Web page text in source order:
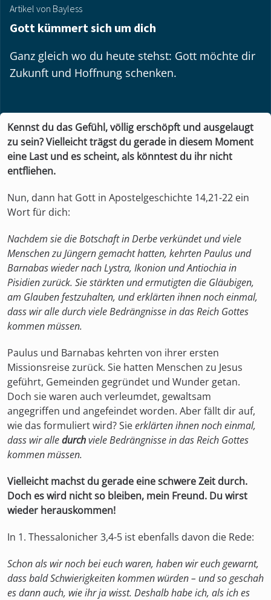
Artikel von Bayless
Gott kümmert sich um dich
Ganz gleich wo du heute stehst: Gott möchte dir
Zukunft und Hoffnung schenken.
Kennst du das Gefühl, völlig erschöpft und ausgelaugt
zu sein? Vielleicht trägst du gerade in diesem Moment
eine Last und es scheint, als könntest du ihr nicht
entfliehen.
Nun, dann hat Gott in Apostelgeschichte 14,21-22 ein
Wort für dich:
Nachdem sie die Botschaft in Derbe verkündet und viele
Menschen zu Jüngern gemacht hatten, kehrten Paulus und
Barnabas wieder nach Lystra, Ikonion und Antiochia in
Pisidien zurück. Sie stärkten und ermutigten die Gläubigen,
am Glauben festzuhalten, und erklärten ihnen noch einmal,
dass wir alle durch viele Bedrängnisse in das Reich Gottes
kommen müssen.
Paulus und Barnabas kehrten von ihrer ersten
Missionsreise zurück. Sie hatten Menschen zu Jesus
geführt, Gemeinden gegründet und Wunder getan.
Doch sie waren auch verleumdet, gewaltsam
angegriffen und angefeindet worden. Aber fällt dir auf,
wie das formuliert wird? Sieerklärten ihnen noch einmal,
dass wir alledurchviele Bedrängnisse in das Reich Gottes
kommen müssen.
Vielleicht machst du gerade eine schwere Zeit durch.
Doch es wird nicht so bleiben, mein Freund. Du wirst
wieder herauskommen!
In 1. Thessalonicher 3,4-5 ist ebenfalls davon die Rede:
Schon als wir noch bei euch waren, haben wir euch gewarnt,
dass bald Schwierigkeiten kommen würden – und so geschah
es dann auch, wie ihr ja wisst. Deshalb habe ich, als ich es